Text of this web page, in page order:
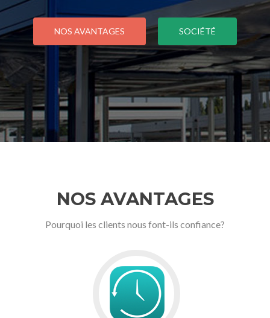
NOS AVANTAGES SOCIÉTÉ
NOS AVANTAGES
Pourquoi les clients nous font-ils confiance?